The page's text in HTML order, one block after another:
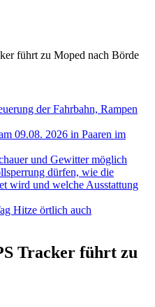
führt zu Moped nach Börde
der Fahrbahn, Rampen
09.08. 2026 in Paaren im
und Gewitter möglich
dürfen, wie die
wird und welche Ausstattung
Hitze örtlich auch
Tracker führt zu